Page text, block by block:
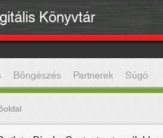
Könyvtár
Böngészés Partnerek Súgó